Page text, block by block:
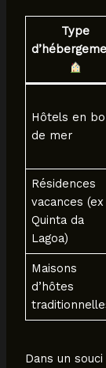
Type
Hôtels en
de mer
Résidences
vacances (ex
Quinta da
Lagoa)
Maisons
d’hôtes
Dans un